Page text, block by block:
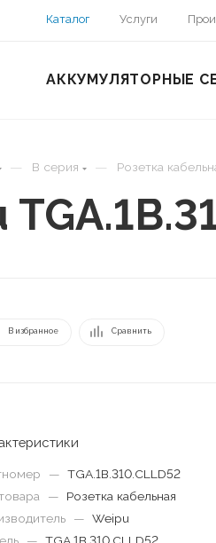
Каталог Услуги
АККУМУЛЯТОРНЫЕ
— B серия — Розетка
В избранное Сравнить
— TGA.1B.310.CLLD52
—
Розетка кабельная
— Weipu